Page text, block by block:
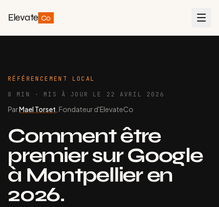
Elevate Co
RÉFÉRENCEMENT LOCAL
8 MIN · MIS À JOUR LE 22 AVRIL 2026
ParMael Torset Fondateur d'ElevateCo
Comment être
premier sur Google
à Montpellier en
2026.